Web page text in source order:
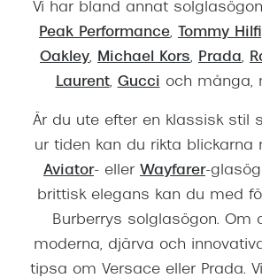
Vi har bland annat
Peak Performance, Tommy
Oakley, Michael Kors, Prada,
Laurent, Gucci och många,
Är du ute efter en klassisk stil
ur tiden kan du rikta blickarna
Aviator- eller Wayfarer-
brittisk elegans kan du med
Burberrys solglasögon. Om
moderna, djärva och
tipsa om Versace eller Prada.